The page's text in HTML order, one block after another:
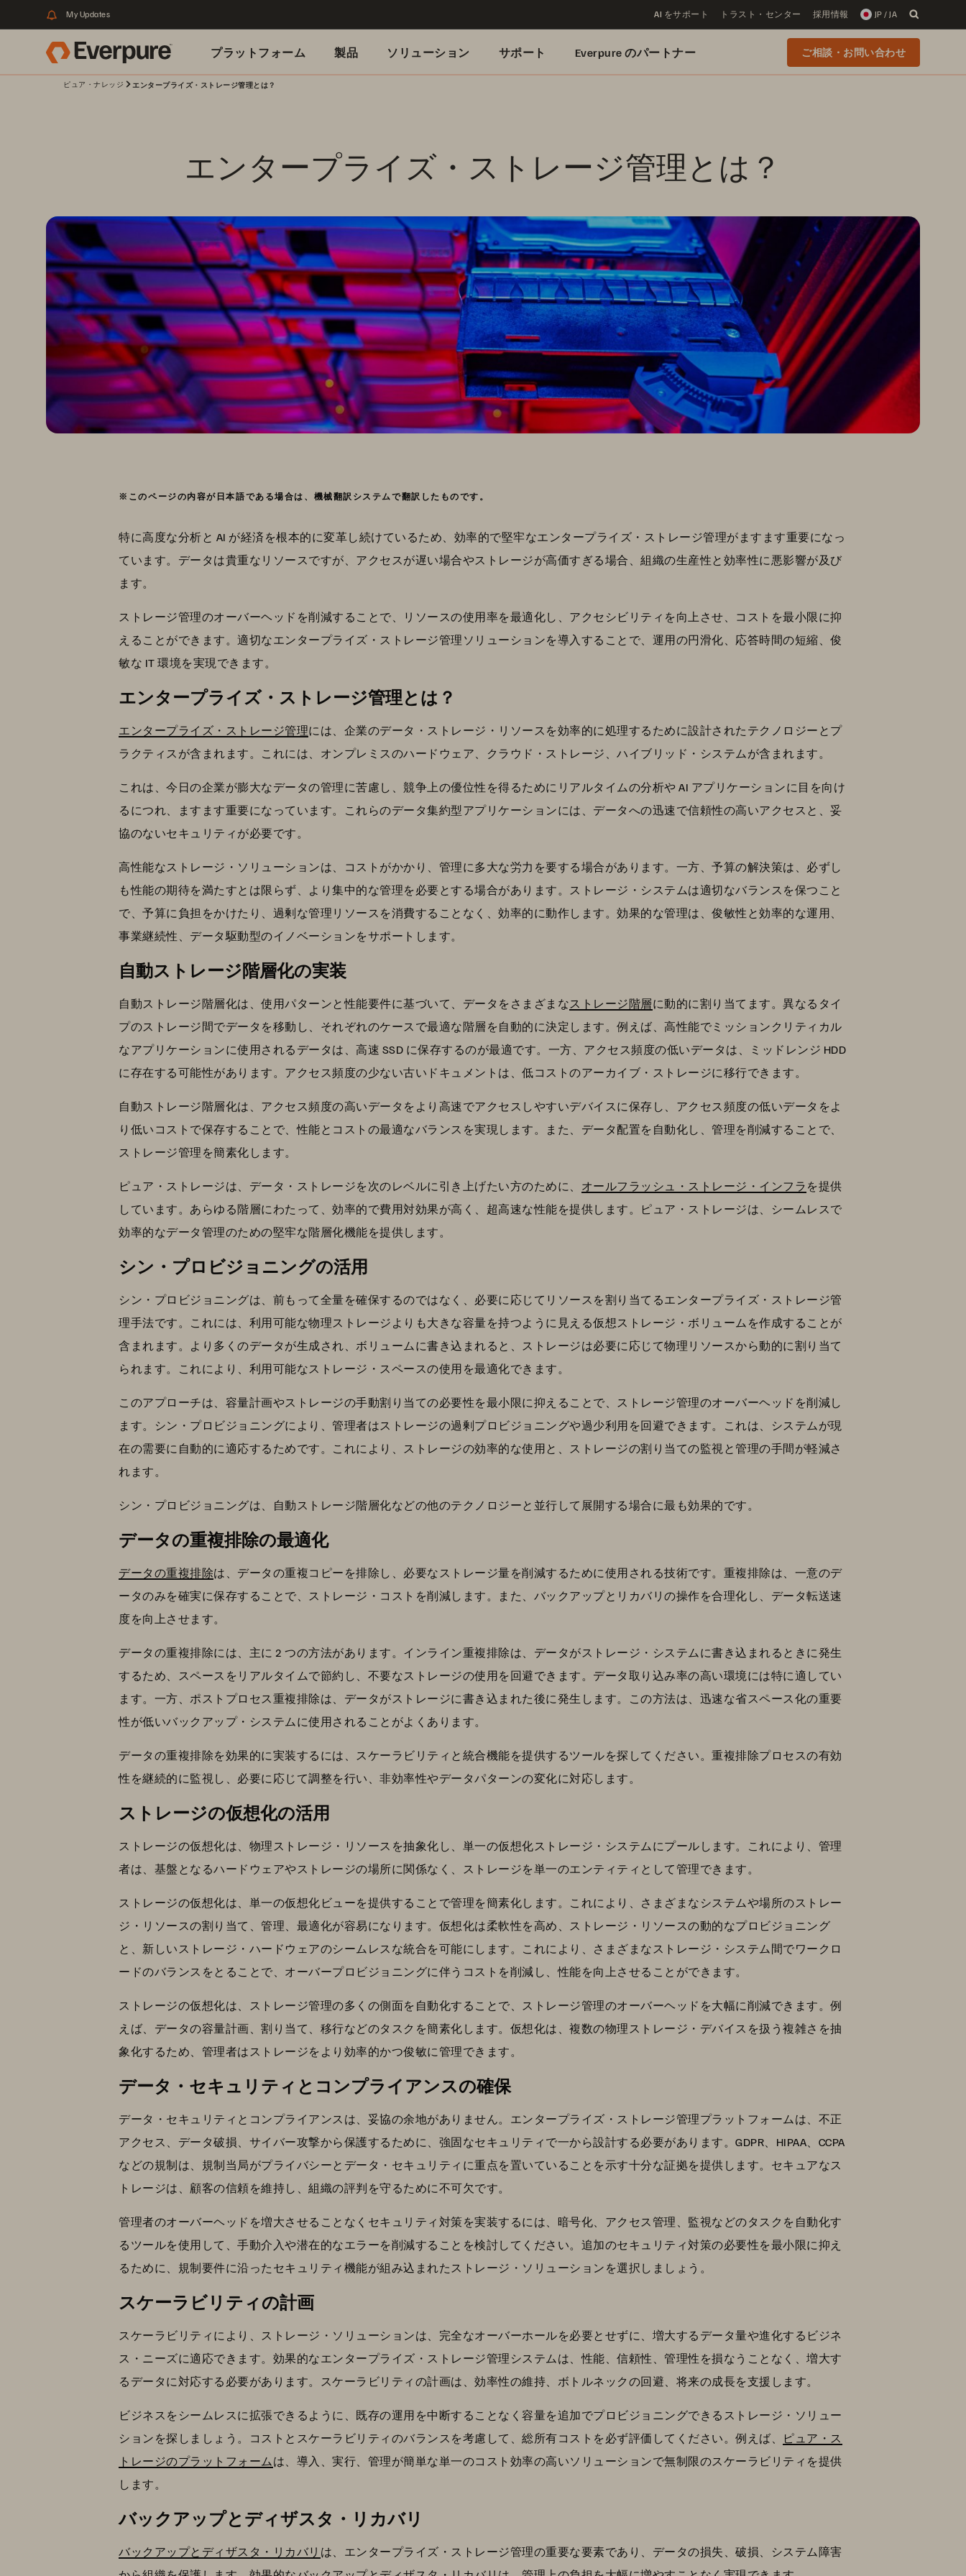
My Updates AI をサポート トラスト・センター 採用情報 JP / JA
プラットフォーム 製品 ソリューション サポート Everpure のパートナー ご相談・お問い合わせ
ピュア・ナレッジ エンタープライズ・ストレージ管理とは？
エンタープライズ・ストレージ管理とは？
※このページの内容が日本語である場合は、機械翻訳システムで翻訳したものです。
特に高度な分析と AI が経済を根本的に変革し続けているため、効率的で堅牢なエンタープライズ・ストレージ管理がますます重要になっ
ています。データは貴重なリソースですが、アクセスが遅い場合やストレージが高価すぎる場合、組織の生産性と効率性に悪影響が及び
ます。
ストレージ管理のオーバーヘッドを削減することで、リソースの使用率を最適化し、アクセシビリティを向上させ、コストを最小限に抑
えることができます。適切なエンタープライズ・ストレージ管理ソリューションを導入することで、運用の円滑化、応答時間の短縮、俊
敏な IT 環境を実現できます。
エンタープライズ・ストレージ管理とは？
エンタープライズ・ストレージ管理には、企業のデータ・ストレージ・リソースを効率的に処理するために設計されたテクノロジーとプ
ラクティスが含まれます。これには、オンプレミスのハードウェア、クラウド・ストレージ、ハイブリッド・システムが含まれます。
これは、今日の企業が膨大なデータの管理に苦慮し、競争上の優位性を得るためにリアルタイムの分析や AI アプリケーションに目を向け
るにつれ、ますます重要になっています。これらのデータ集約型アプリケーションには、データへの迅速で信頼性の高いアクセスと、妥
協のないセキュリティが必要です。
高性能なストレージ・ソリューションは、コストがかかり、管理に多大な労力を要する場合があります。一方、予算の解決策は、必ずし
も性能の期待を満たすとは限らず、より集中的な管理を必要とする場合があります。ストレージ・システムは適切なバランスを保つこと
で、予算に負担をかけたり、過剰な管理リソースを消費することなく、効率的に動作します。効果的な管理は、俊敏性と効率的な運用、
事業継続性、データ駆動型のイノベーションをサポートします。
自動ストレージ階層化の実装
自動ストレージ階層化は、使用パターンと性能要件に基づいて、データをさまざまなストレージ階層に動的に割り当てます。異なるタイ
プのストレージ間でデータを移動し、それぞれのケースで最適な階層を自動的に決定します。例えば、高性能でミッションクリティカル
なアプリケーションに使用されるデータは、高速 SSD に保存するのが最適です。一方、アクセス頻度の低いデータは、ミッドレンジ HDD
に存在する可能性があります。アクセス頻度の少ない古いドキュメントは、低コストのアーカイブ・ストレージに移行できます。
自動ストレージ階層化は、アクセス頻度の高いデータをより高速でアクセスしやすいデバイスに保存し、アクセス頻度の低いデータをよ
り低いコストで保存することで、性能とコストの最適なバランスを実現します。また、データ配置を自動化し、管理を削減することで、
ストレージ管理を簡素化します。
ピュア・ストレージは、データ・ストレージを次のレベルに引き上げたい方のために、 オールフラッシュ・ストレージ・インフラ を提供
しています。あらゆる階層にわたって、効率的で費用対効果が高く、超高速な性能を提供します。ピュア・ストレージは、シームレスで
効率的なデータ管理のための堅牢な階層化機能を提供します。
シン・プロビジョニングの活用
シン・プロビジョニングは、前もって全量を確保するのではなく、必要に応じてリソースを割り当てるエンタープライズ・ストレージ管
理手法です。これには、利用可能な物理ストレージよりも大きな容量を持つように見える仮想ストレージ・ボリュームを作成することが
含まれます。より多くのデータが生成され、ボリュームに書き込まれると、ストレージは必要に応じて物理リソースから動的に割り当て
られます。これにより、利用可能なストレージ・スペースの使用を最適化できます。
このアプローチは、容量計画やストレージの手動割り当ての必要性を最小限に抑えることで、ストレージ管理のオーバーヘッドを削減し
ます。シン・プロビジョニングにより、管理者はストレージの過剰プロビジョニングや過少利用を回避できます。これは、システムが現
在の需要に自動的に適応するためです。これにより、ストレージの効率的な使用と、ストレージの割り当ての監視と管理の手間が軽減さ
れます。
シン・プロビジョニングは、自動ストレージ階層化などの他のテクノロジーと並行して展開する場合に最も効果的です。
データの重複排除の最適化
データの重複排除は、データの重複コピーを排除し、必要なストレージ量を削減するために使用される技術です。重複排除は、一意のデ
ータのみを確実に保存することで、ストレージ・コストを削減します。また、バックアップとリカバリの操作を合理化し、データ転送速
度を向上させます。
データの重複排除には、主に 2 つの方法があります。インライン重複排除は、データがストレージ・システムに書き込まれるときに発生
するため、スペースをリアルタイムで節約し、不要なストレージの使用を回避できます。データ取り込み率の高い環境には特に適してい
ます。一方、ポストプロセス重複排除は、データがストレージに書き込まれた後に発生します。この方法は、迅速な省スペース化の重要
性が低いバックアップ・システムに使用されることがよくあります。
データの重複排除を効果的に実装するには、スケーラビリティと統合機能を提供するツールを探してください。重複排除プロセスの有効
性を継続的に監視し、必要に応じて調整を行い、非効率性やデータパターンの変化に対応します。
ストレージの仮想化の活用
ストレージの仮想化は、物理ストレージ・リソースを抽象化し、単一の仮想化ストレージ・システムにプールします。これにより、管理
者は、基盤となるハードウェアやストレージの場所に関係なく、ストレージを単一のエンティティとして管理できます。
ストレージの仮想化は、単一の仮想化ビューを提供することで管理を簡素化します。これにより、さまざまなシステムや場所のストレー
ジ・リソースの割り当て、管理、最適化が容易になります。仮想化は柔軟性を高め、ストレージ・リソースの動的なプロビジョニング
と、新しいストレージ・ハードウェアのシームレスな統合を可能にします。これにより、さまざまなストレージ・システム間でワークロ
ードのバランスをとることで、オーバープロビジョニングに伴うコストを削減し、性能を向上させることができます。
ストレージの仮想化は、ストレージ管理の多くの側面を自動化することで、ストレージ管理のオーバーヘッドを大幅に削減できます。例
えば、データの容量計画、割り当て、移行などのタスクを簡素化します。仮想化は、複数の物理ストレージ・デバイスを扱う複雑さを抽
象化するため、管理者はストレージをより効率的かつ俊敏に管理できます。
データ・セキュリティとコンプライアンスの確保
データ・セキュリティとコンプライアンスは、妥協の余地がありません。エンタープライズ・ストレージ管理プラットフォームは、不正
アクセス、データ破損、サイバー攻撃から保護するために、強固なセキュリティで一から設計する必要があります。GDPR、HIPAA、CCPA
などの規制は、規制当局がプライバシーとデータ・セキュリティに重点を置いていることを示す十分な証拠を提供します。セキュアなス
トレージは、顧客の信頼を維持し、組織の評判を守るために不可欠です。
管理者のオーバーヘッドを増大させることなくセキュリティ対策を実装するには、暗号化、アクセス管理、監視などのタスクを自動化す
るツールを使用して、手動介入や潜在的なエラーを削減することを検討してください。追加のセキュリティ対策の必要性を最小限に抑え
るために、規制要件に沿ったセキュリティ機能が組み込まれたストレージ・ソリューションを選択しましょう。
スケーラビリティの計画
スケーラビリティにより、ストレージ・ソリューションは、完全なオーバーホールを必要とせずに、増大するデータ量や進化するビジネ
ス・ニーズに適応できます。効果的なエンタープライズ・ストレージ管理システムは、性能、信頼性、管理性を損なうことなく、増大す
るデータに対応する必要があります。スケーラビリティの計画は、効率性の維持、ボトルネックの回避、将来の成長を支援します。
ビジネスをシームレスに拡張できるように、既存の運用を中断することなく容量を追加でプロビジョニングできるストレージ・ソリュー
ションを探しましょう。コストとスケーラビリティのバランスを考慮して、総所有コストを必ず評価してください。例えば、
ピュア・ス
トレージのプラットフォーム は、導入、実行、管理が簡単な単一のコスト効率の高いソリューションで無制限のスケーラビリティを提供
します。
バックアップとディザスタ・リカバリ
バックアップとディザスタ・リカバリ は、エンタープライズ・ストレージ管理の重要な要素であり、データの損失、破損、システム障害